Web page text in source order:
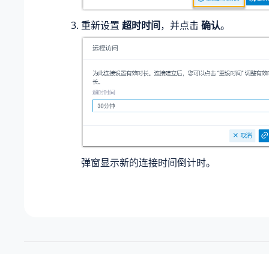
重新设置超时时间，并点击 确认。
弹窗显示新的连接时间倒计时。